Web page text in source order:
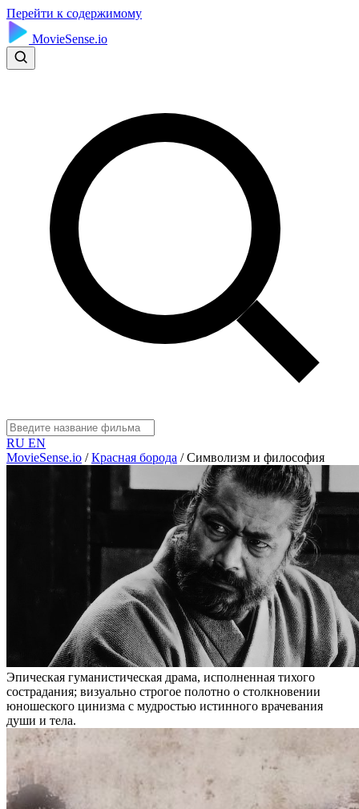
Перейти к содержимому
MovieSense.io
RU EN
MovieSense.io / Красная борода / Символизм и философия
Эпическая гуманистическая драма, исполненная тихого
сострадания; визуально строгое полотно о столкновении
юношеского цинизма с мудростью истинного врачевания
души и тела.